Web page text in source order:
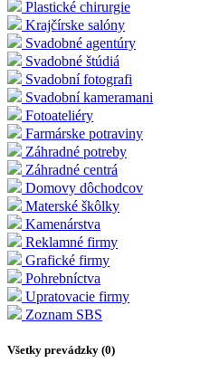
Plastické chirurgie
Krajčírske salóny
Svadobné agentúry
Svadobné štúdiá
Svadobní fotografi
Svadobní kameramani
Fotoateliéry
Farmárske potraviny
Záhradné potreby
Záhradné centrá
Domovy dôchodcov
Materské škôlky
Kamenárstva
Reklamné firmy
Grafické firmy
Pohrebníctva
Upratovacie firmy
Zoznam SBS
Všetky prevádzky (0)